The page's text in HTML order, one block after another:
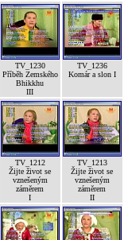
TV_1230
Příběh Zemského
Bhikkhu
III
TV_1236
Komár a slon I
TV_1212
Žijte život se
vznešeným
záměrem
I
TV_1213
Žijte život se
vznešeným
záměrem
II